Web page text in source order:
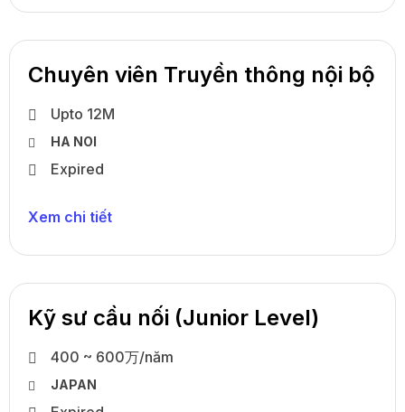
Chuyên viên Truyền thông nội bộ
Upto 12M
HA NOI
Expired
Xem chi tiết
Kỹ sư cầu nối (Junior Level)
400 ~ 600万/năm
JAPAN